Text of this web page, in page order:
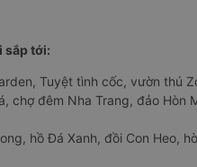
sắp tới:
Tuyệt tình cốc, vườn thú
chợ đêm Nha Trang, đảo
hồ Đá Xanh, đồi Con Heo,